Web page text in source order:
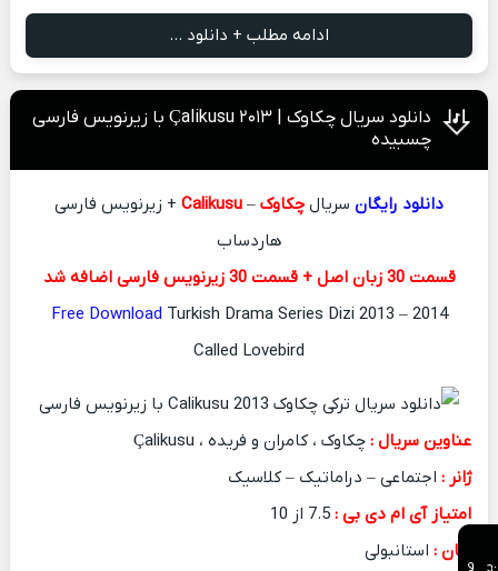
ادامه مطلب + دانلود ...
دانلود سریال چکاوک | ۲۰۱۳ Çalikusu با زیرنویس فارسی
چسبیده
دانلود رایگان سریال چکاوک –
Calikusu + زیرنویس فارسی
هاردساب
قسمت 30 زبان اصل + قسمت 30 زیرنویس فارسی اضافه شد
Free Download Turkish Drama Series Dizi 2013 – 2014
Called Lovebird
عناوین سریال :چکاوک ، کامران و فریده ، Çalikusu
ژانر :اجتماعی – دراماتیک – کلاسیک
امتیاز آی ام دی بی :7.5 از 10
زبان :استانبولی